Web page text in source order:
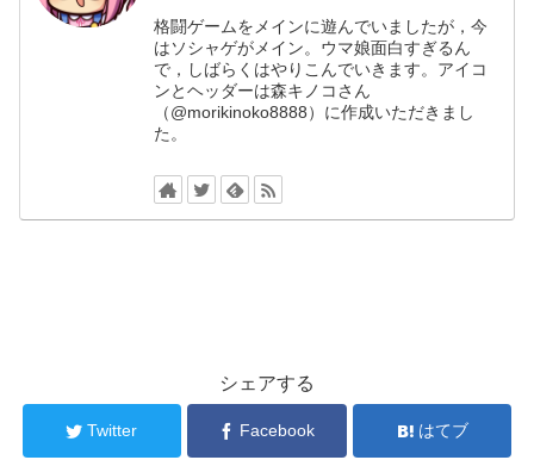
格闘ゲームをメインに遊んでいましたが，今
はソシャゲがメイン。ウマ娘面白すぎるん
で，しばらくはやりこんでいきます。アイコ
ンとヘッダーは森キノコさん
（@morikinoko8888）に作成いただきまし
た。
シェアする
Twitter Facebook はてブ